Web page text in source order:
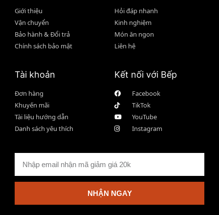
Giới thiệu
Vận chuyển
Bảo hành & Đổi trả
Chính sách bảo mật
Hỏi đáp nhanh
Kinh nghiệm
Món ăn ngon
Liên hệ
Tài khoản
Đơn hàng
Khuyến mãi
Tài liệu hướng dẫn
Danh sách yêu thích
Kết nối với Bếp
Facebook
TikTok
YouTube
Instagram
NHẬN NGAY